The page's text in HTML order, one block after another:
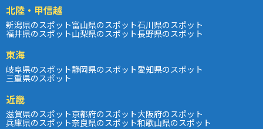
北陸・甲信越
新潟県のスポット富山県のスポット石川県のスポット
福井県のスポット山梨県のスポット長野県のスポット
東海
岐阜県のスポット静岡県のスポット愛知県のスポット
三重県のスポット
近畿
滋賀県のスポット京都府のスポット大阪府のスポット
兵庫県のスポット奈良県のスポット和歌山県のスポット